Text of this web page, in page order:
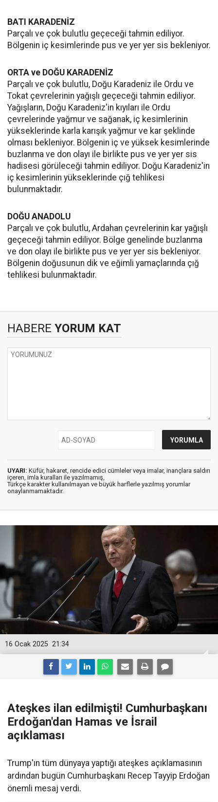
BATI KARADENİZ
Parçalı ve çok bulutlu geçeceği tahmin ediliyor.
Bölgenin iç kesimlerinde pus ve yer yer sis bekleniyor.
ORTA ve DOĞU KARADENİZ
Parçalı ve çok bulutlu, Doğu Karadeniz ile Ordu ve
Tokat çevrelerinin yağışlı geçeceği tahmin ediliyor.
Yağışların, Doğu Karadeniz'in kıyıları ile Ordu
çevrelerinde yağmur ve sağanak, iç kesimlerinin
yükseklerinde karla karışık yağmur ve kar şeklinde
olması bekleniyor. Bölgenin iç ve yüksek kesimlerinde
buzlanma ve don olayı ile birlikte pus ve yer yer sis
hadisesi görüleceği tahmin ediliyor. Doğu Karadeniz'in
iç kesimlerinin yükseklerinde çığ tehlikesi
bulunmaktadır.
DOĞU ANADOLU
Parçalı ve çok bulutlu, Ardahan çevrelerinin kar yağışlı
geçeceği tahmin ediliyor. Bölge genelinde buzlanma
ve don olayı ile birlikte pus ve yer yer sis bekleniyor.
Bölgenin doğusunun dik ve eğimli yamaçlarında çığ
tehlikesi bulunmaktadır.
HABERE YORUM KAT
UYARI: Küfür, hakaret, rencide edici cümleler veya imalar, inançlara saldırı
içeren, imla kuralları ile yazılmamış,
Türkçe karakter kullanılmayan ve büyük harflerle yazılmış yorumlar
onaylanmamaktadır.
21:34
16 Ocak 2025
Ateşkes ilan edilmişti! Cumhurbaşkanı
Erdoğan'dan Hamas ve İsrail
açıklaması
Trump'ın tüm dünyaya yaptığı ateşkes açıklamasının
ardından bugün Cumhurbaşkanı Recep Tayyip Erdoğan
önemli mesaj verdi.